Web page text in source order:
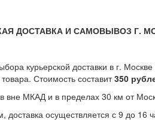
ДОСТАВКА И САМОВЫВОЗ Г.
курьерской доставки в г.
Стоимость составит350
вне МКАД и в пределах 30 км от
доставка осуществляется с 9 до